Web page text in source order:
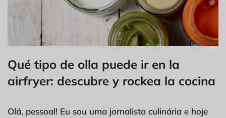
Qué tipo de olla puede ir en la
airfryer: descubre y rockea la cocina
Olá, pessoal! Eu sou uma jornalista culinária e hoje